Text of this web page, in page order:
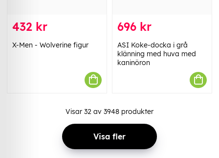
432 kr
X-Men - Wolverine figur
696 kr
ASI Koke-docka i grå
klänning med huva med
kaninöron
Visar 32 av 3948 produkter
Visa fler